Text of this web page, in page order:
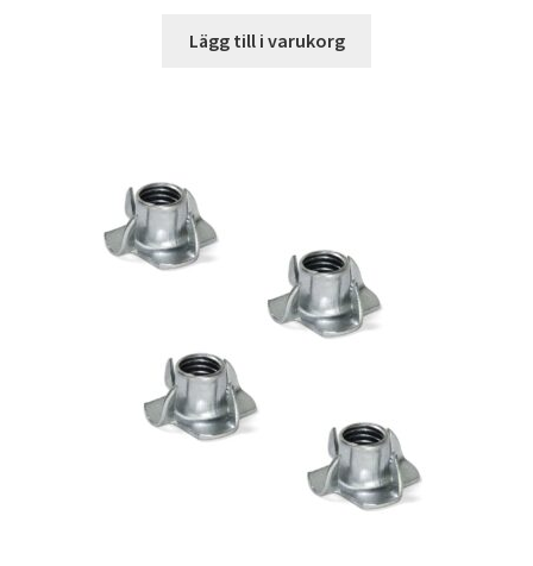
Lägg till i varukorg